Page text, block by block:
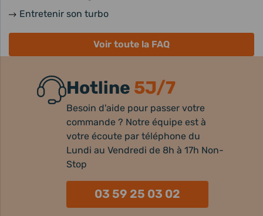
Entretenir son turbo
Voir toute la FAQ
Hotline 5J/7
Besoin d'aide pour passer votre
commande ? Notre équipe est à
votre écoute par téléphone du
Lundi au Vendredi de 8h à 17h Non-
Stop
03 59 25 03 02